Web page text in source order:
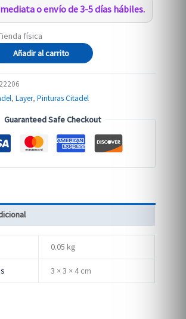
o envío de 3-5 días hábiles.
física
Añadir al carrito
,Layer,Pinturas Citadel
Guaranteed Safe Checkout
0.05 kg
3 × 3 × 4 cm